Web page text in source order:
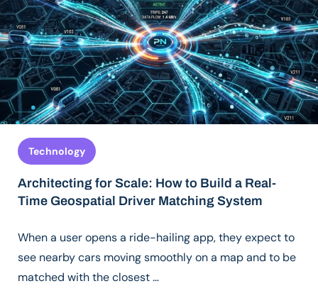
Technology
Architecting for Scale: How to Build a Real-
Time Geospatial Driver Matching System
When a user opens a ride-hailing app, they expect to
see nearby cars moving smoothly on a map and to be
matched with the closest …